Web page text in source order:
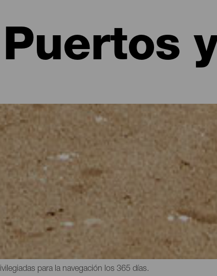
Puertos
en las Islas Canarias
Canarias en barco siempre es la mejor opción para aquellos
de 30 puertos y marinas con capacidad para barcos de
y avanzadas que ofrecen una amplia gama de
tierra, vigilantes, grúas… Todo lo necesario para abastecer a
de todo: en unas aguas navegables todo el año. Ya que,
para la navegación los 365 días.